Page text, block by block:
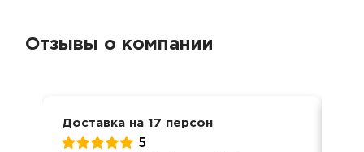
Отзывы о компании
Доставка на 17 персон
5